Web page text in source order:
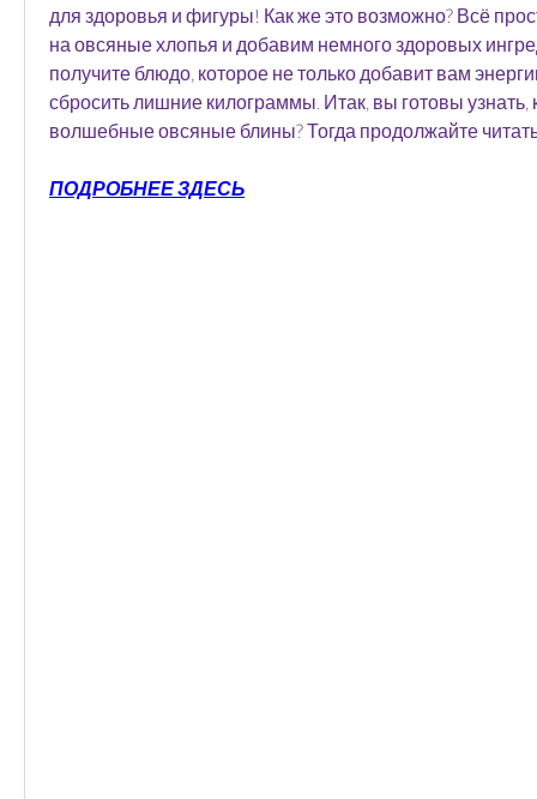
для здоровья и фигуры! Как же это возможно? Всё
на овсяные хлопья и добавим немного здоровых
получите блюдо, которое не только добавит вам
сбросить лишние килограммы. Итак, вы готовы узнать,
волшебные овсяные блины? Тогда продолжайте
ПОДРОБНЕЕ ЗДЕСЬ